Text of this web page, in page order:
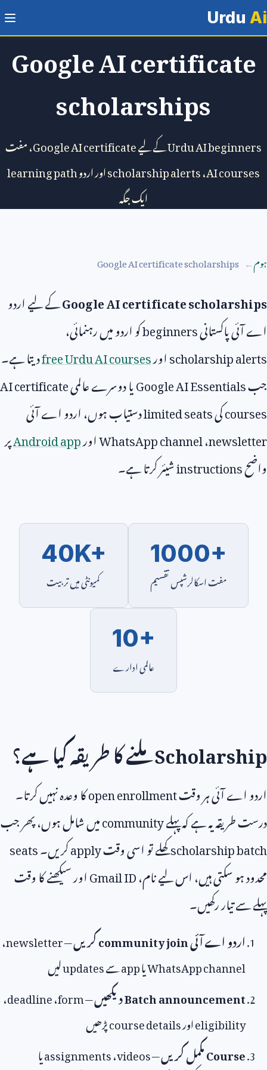
Urdu Ai
Google AI certificate
scholarships
Urdu AI beginnersکے لیےGoogle AI certificate، مفت
AI courses،scholarship alertsاور اردوlearning path
ایک جگہ
ہوم Google AI certificate scholarships
Google AI certificate scholarshipsکے لیے اردو
اے آئی پاکستانیbeginnersکو اردو میں رہنمائی،
scholarship alertsاورfree Urdu AI coursesدیتا ہے۔
جبGoogle AI Essentialsیا دوسرے عالمیAI certificate
coursesکیlimited seatsدستیاب ہوں، اردو اے آئی
newsletter،WhatsApp channelاورAndroid appپر
واضحinstructionsشیئر کرتا ہے۔
1000+
مفت اسکالرشپس تقسیم
40K+
کمیونٹی میں تربیت
10+
عالمی ادارے
Scholarshipملنے کا طریقہ کیا ہے؟
اردو اے آئی ہر وقتopen enrollmentکا وعدہ نہیں کرتا۔
درست طریقہ یہ ہے کہ پہلےcommunityمیں شامل ہوں، پھر جب
scholarship batchکھلے تو اسی وقتapplyکریں۔seats
محدود ہو سکتی ہیں، اس لیے نام،Gmail IDاور سیکھنے کا وقت
پہلے سے تیار رکھیں۔
اردو اے آئیcommunity joinکریں—
newsletter،
WhatsApp channelیاappسےupdatesلیں
Batch announcementدیکھیں—
form،deadline،
eligibilityاورcourse detailsپڑھیں
Courseمکمل کریں—
videos،assignmentsیا